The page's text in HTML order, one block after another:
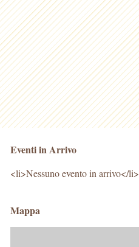
Eventi in Arrivo
<li>Nessuno evento in arrivo</li>
Mappa